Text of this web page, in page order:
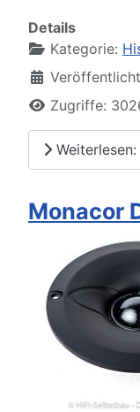
Details
Kategorie:
Zugriffe:
Monacor